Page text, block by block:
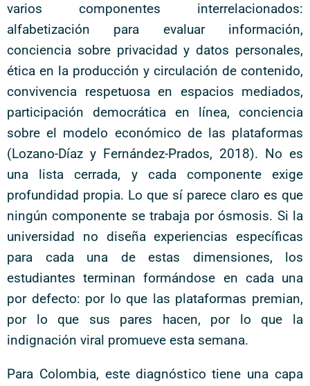
varios componentes interrelacionados:
alfabetización para evaluar información,
conciencia sobre privacidad y datos personales,
ética en la producción y circulación de contenido,
convivencia respetuosa en espacios mediados,
participación democrática en línea, conciencia
sobre el modelo económico de las plataformas
(Lozano-Díaz y Fernández-Prados, 2018). No es
una lista cerrada, y cada componente exige
profundidad propia. Lo que sí parece claro es que
ningún componente se trabaja por ósmosis. Si la
universidad no diseña experiencias específicas
para cada una de estas dimensiones, los
estudiantes terminan formándose en cada una
por defecto: por lo que las plataformas premian,
por lo que sus pares hacen, por lo que la
indignación viral promueve esta semana.
Para Colombia, este diagnóstico tiene una capa